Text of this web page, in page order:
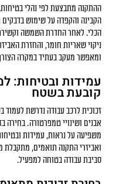
ההתקנה מתבצעת לפי נהלי
הקבינה והקפדה על שימוש
הכלי. לאחר החדרת השמשה
ניקוי שאריות חומר, והחזרת
ומאפשר מעקב בעתיד במקרה
עמידות ובטיחות:
קובעת בשטח
זכוכית לרכב עבודה נדרשת לעמוד
אבנים ושינויי טמפרטורה. בחירה
משפיעה על נראות, עמידות
ואביזרי התקנה תואמים,
סביבת עבודה בטוחה למפעיל.